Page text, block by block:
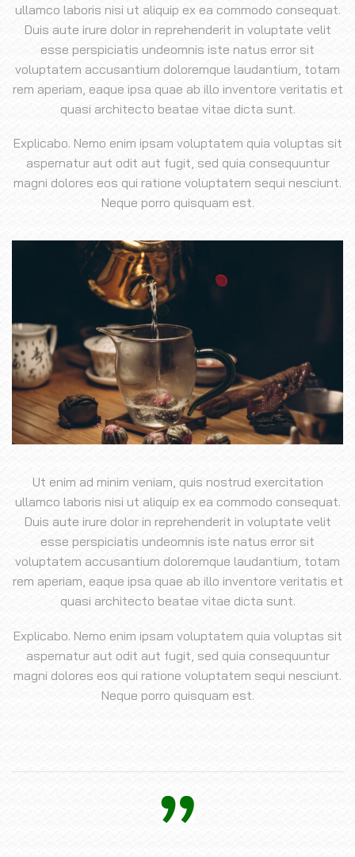
ullamco laboris nisi ut aliquip ex ea commodo consequat.
Duis aute irure dolor in reprehenderit in voluptate velit
esse perspiciatis undeomnis iste natus error sit
voluptatem accusantium doloremque laudantium, totam
rem aperiam, eaque ipsa quae ab illo inventore veritatis et
quasi architecto beatae vitae dicta sunt.
Explicabo. Nemo enim ipsam voluptatem quia voluptas sit
aspernatur aut odit aut fugit, sed quia consequuntur
magni dolores eos qui ratione voluptatem sequi nesciunt.
Neque porro quisquam est.
Ut enim ad minim veniam, quis nostrud exercitation
ullamco laboris nisi ut aliquip ex ea commodo consequat.
Duis aute irure dolor in reprehenderit in voluptate velit
esse perspiciatis undeomnis iste natus error sit
voluptatem accusantium doloremque laudantium, totam
rem aperiam, eaque ipsa quae ab illo inventore veritatis et
quasi architecto beatae vitae dicta sunt.
Explicabo. Nemo enim ipsam voluptatem quia voluptas sit
aspernatur aut odit aut fugit, sed quia consequuntur
magni dolores eos qui ratione voluptatem sequi nesciunt.
Neque porro quisquam est.